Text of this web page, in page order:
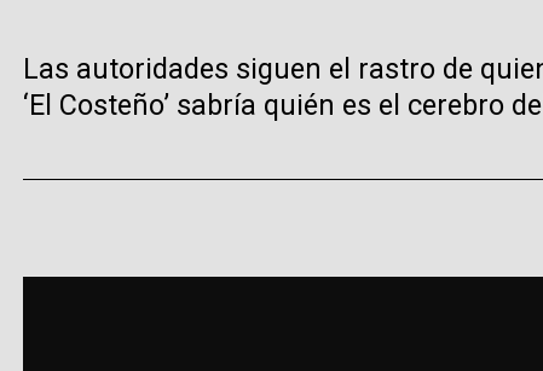
Las autoridades siguen el rastro de
‘El Costeño’ sabría quién es el cerebro